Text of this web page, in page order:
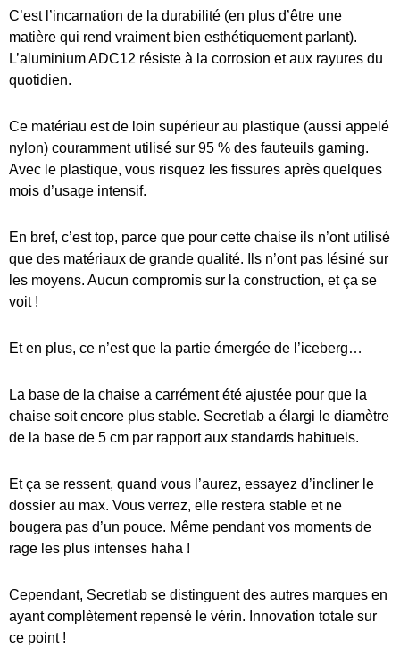
C’est l’incarnation de la durabilité (en plus d’être une
matière qui rend vraiment bien esthétiquement parlant).
L’aluminium ADC12 résiste à la corrosion et aux rayures du
quotidien.
Ce matériau est de loin supérieur au plastique (aussi appelé
nylon) couramment utilisé sur 95 % des fauteuils gaming.
Avec le plastique, vous risquez les fissures après quelques
mois d’usage intensif.
En bref, c’est top, parce que pour cette chaise ils n’ont utilisé
que des matériaux de grande qualité. Ils n’ont pas lésiné sur
les moyens. Aucun compromis sur la construction, et ça se
voit !
Et en plus, ce n’est que la partie émergée de l’iceberg…
La base de la chaise a carrément été ajustée pour que la
chaise soit encore plus stable. Secretlab a élargi le diamètre
de la base de 5 cm par rapport aux standards habituels.
Et ça se ressent, quand vous l’aurez, essayez d’incliner le
dossier au max. Vous verrez, elle restera stable et ne
bougera pas d’un pouce. Même pendant vos moments de
rage les plus intenses haha !
Cependant, Secretlab se distinguent des autres marques en
ayant complètement repensé le vérin. Innovation totale sur
ce point !